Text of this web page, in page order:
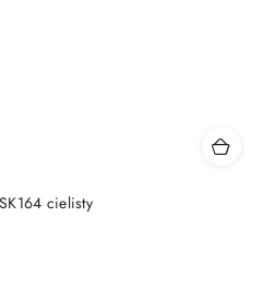
cielisty